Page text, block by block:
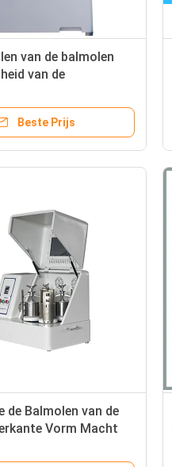
van de balmolen
van de
Beste Prijs
de Balmolen van de
Vorm Macht